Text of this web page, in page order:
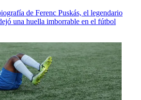
de Ferenc Puskás, el legendario
una huella imborrable en el fútbol